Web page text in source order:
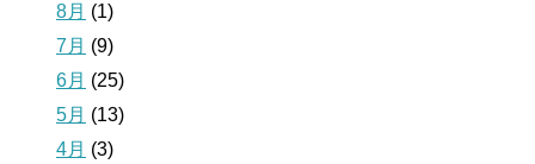
8月 (1)
7月 (9)
6月 (25)
5月 (13)
4月 (3)